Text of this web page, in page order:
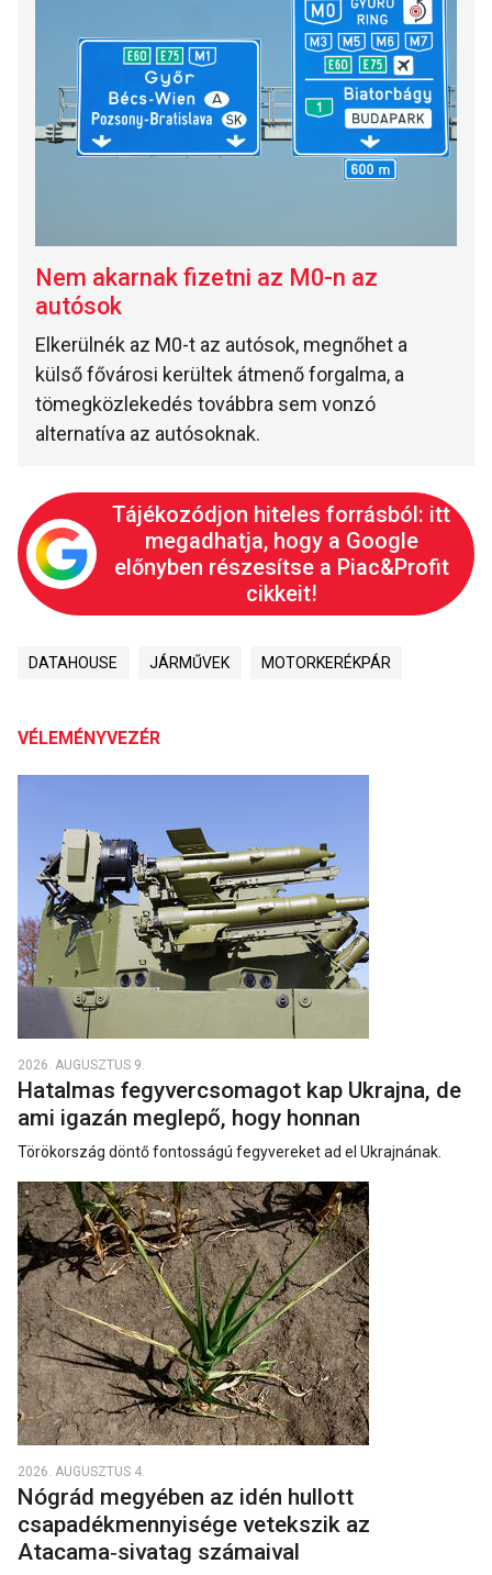
Nem akarnak fizetni az M0-n az
autósok
Elkerülnék az M0-t az autósok, megnőhet a
külső fővárosi kerültek átmenő forgalma, a
tömegközlekedés továbbra sem vonzó
alternatíva az autósoknak.
Tájékozódjon hiteles forrásból: itt
megadhatja, hogy a Google
előnyben részesítse a Piac&Profit
cikkeit!
DATAHOUSE JÁRMŰVEK MOTORKERÉKPÁR
VÉLEMÉNYVEZÉR
2026. AUGUSZTUS 9.
Hatalmas fegyvercsomagot kap Ukrajna, de
ami igazán meglepő, hogy honnan
Törökország döntő fontosságú fegyvereket ad el Ukrajnának.
2026. AUGUSZTUS 4.
Nógrád megyében az idén hullott
csapadékmennyisége vetekszik az
Atacama‑sivatag számaival